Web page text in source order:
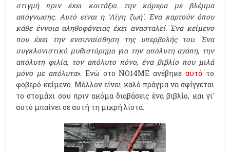
στιγμή πριν έχει κοιτάξει την κάμερα με βλέμμα
απόγνωσης. Αυτό είναι η 'Λίγη ζωή'. Ένα καρτούν όπου
κάθε έννοια αληθοφάνειας έχει ανασταλεί. Ένα κείμενο
που έχει την ενσυναίσθηση της υπερβολής του. Ένα
συγκλονιστικό μυθιστόρημα για την απόλυτη αγάπη, την
απόλυτη φιλία, τον απόλυτο πόνο, ένα βιβλίο που μιλά
μόνο με απόλυτα». Ενώ στο NO14ME ανέβηκε αυτό το
φοβερό κείμενο. Μάλλον είναι καλό πράγμα να σφίγγεται
το στομάχι σου πριν ακόμα διαβάσεις ένα βιβλίο, και γι'
αυτό μπαίνει σε αυτή τη μικρή λίστα.